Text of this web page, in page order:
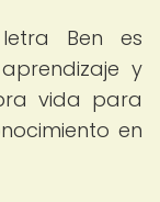
Ben es
y
vida para
en